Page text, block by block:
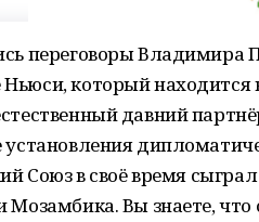
переговоры Владимира
который находится
давний
установления
Союз в своё время
Мозамбика. Вы знаете,